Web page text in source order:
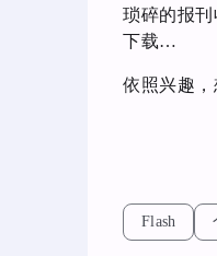
琐碎的报
下载…
依照兴趣，
Flash